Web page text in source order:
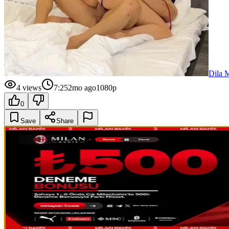
Dila
4 views 7:252mo ago1080p
0
Save Share